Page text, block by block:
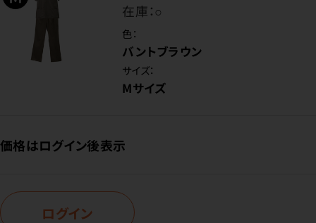
在庫：○
色：
バントブラウン
サイズ：
Mサイズ
価格はログイン後表示
ログイン